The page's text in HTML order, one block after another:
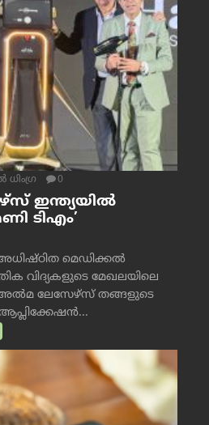
0
ഇന്ത്യയിൽ
ടിഎം’
മെഡിക്കൽ
വിദ്യകളുടെ മേഖലയിലെ
ലേസേഴ്സ് തങ്ങളുടെ